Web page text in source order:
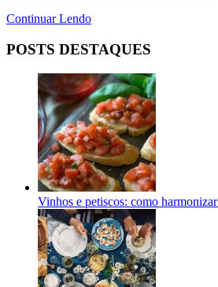
Continuar Lendo
POSTS DESTAQUES
Vinhos e petiscos: como harmonizar